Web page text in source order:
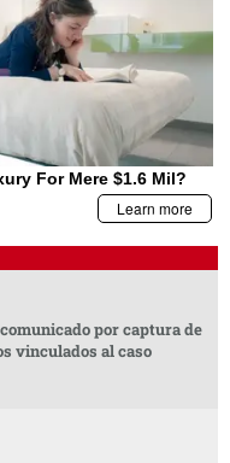
por captura de
vinculados al caso